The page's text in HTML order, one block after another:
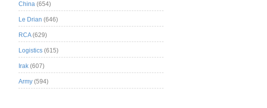
China (654)
Le Drian (646)
RCA(629)
Logistics (615)
Irak (607)
Army (594)